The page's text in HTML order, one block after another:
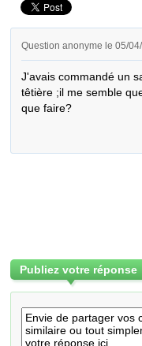
Question anonyme le 05/
J'avais commandé un
têtière ;il me semble
que faire?
Publiez votre réponse